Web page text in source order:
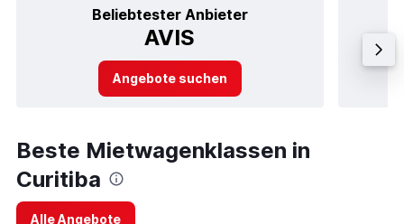
Beliebtester Anbieter
AVIS
Angebote suchen
Beste Mietwagenklassen in
Curitiba
Alle Angebote